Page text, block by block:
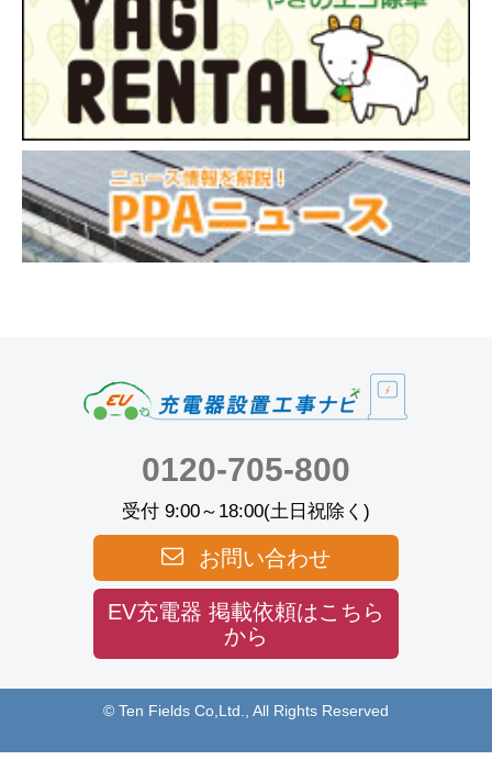
0120-705-800
受付 9:00～18:00(土日祝除く)
お問い合わせ
EV充電器 掲載依頼はこちら
から
© Ten Fields Co,Ltd., All Rights Reserved